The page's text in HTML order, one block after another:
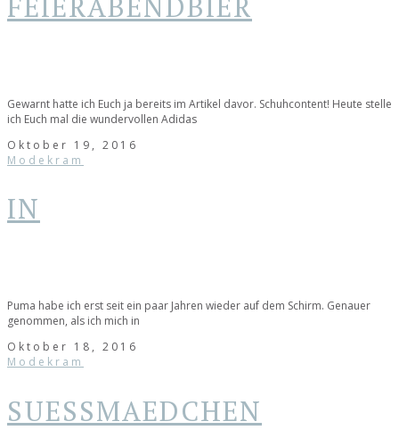
Gewarnt hatte ich Euch ja bereits im Artikel davor. Schuhcontent! Heute stelle
ich Euch mal die wundervollen Adidas
Oktober 19, 2016
Modekram
IN
Puma habe ich erst seit ein paar Jahren wieder auf dem Schirm. Genauer
genommen, als ich mich in
Oktober 18, 2016
Modekram
SUESSMAEDCHEN